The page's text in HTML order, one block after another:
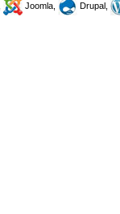
Joomla, Drupal,